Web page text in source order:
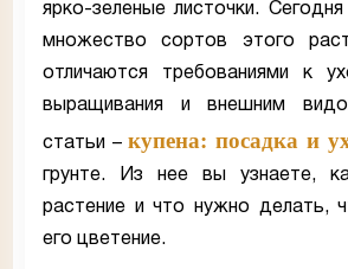
ярко-зеленые листочки. Сегодня
множество сортов этого
отличаются требованиями к
выращивания и внешним
статьи –купена: посадка и
грунте. Из нее вы узнаете,
растение и что нужно делать,
его цветение.